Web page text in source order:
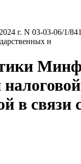
г. N 03-03-06/1/
н
в